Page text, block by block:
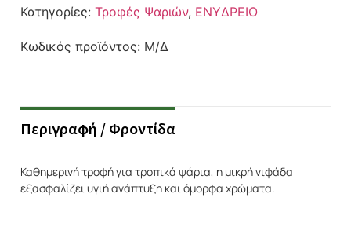
Κατηγορίες: Τροφές Ψαριών, ΕΝΥΔΡΕΙΟ
Κωδικός προϊόντος: Μ/Δ
Περιγραφή / Φροντίδα
Καθημερινή τροφή για τροπικά ψάρια, η μικρή νιφάδα
εξασφαλίζει υγιή ανάπτυξη και όμορφα χρώματα.